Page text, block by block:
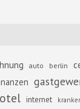
auto berlin
internet